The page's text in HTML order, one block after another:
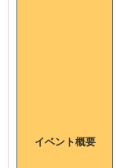
イベント概要